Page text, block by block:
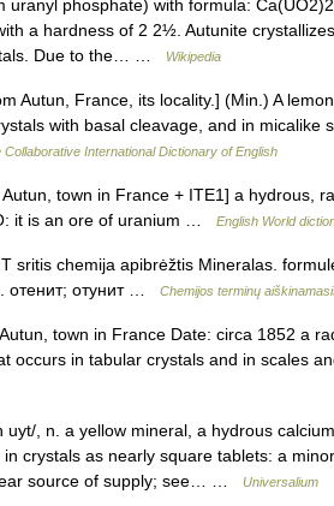
phosphate) with formula:
a hardness of 2 2½. Autunite
Due to the… …
Wikipedia
Autun, France, its locality.] (Min.) A
with basal cleavage, and in micalike
Collaborative International Dictionary of English
town in France + ITE1] a hydrous,
it is an ore of uranium …
English World
sritis chemija apibrėžtis Mineralas. formulė
отенит; отунит …
Chemijos terminų
town in France Date: circa 1852 a
occurs in tabular crystals and in scales
, n. a yellow mineral, a hydrous
crystals as nearly square tablets: a
source of supply; see… …
Universalium